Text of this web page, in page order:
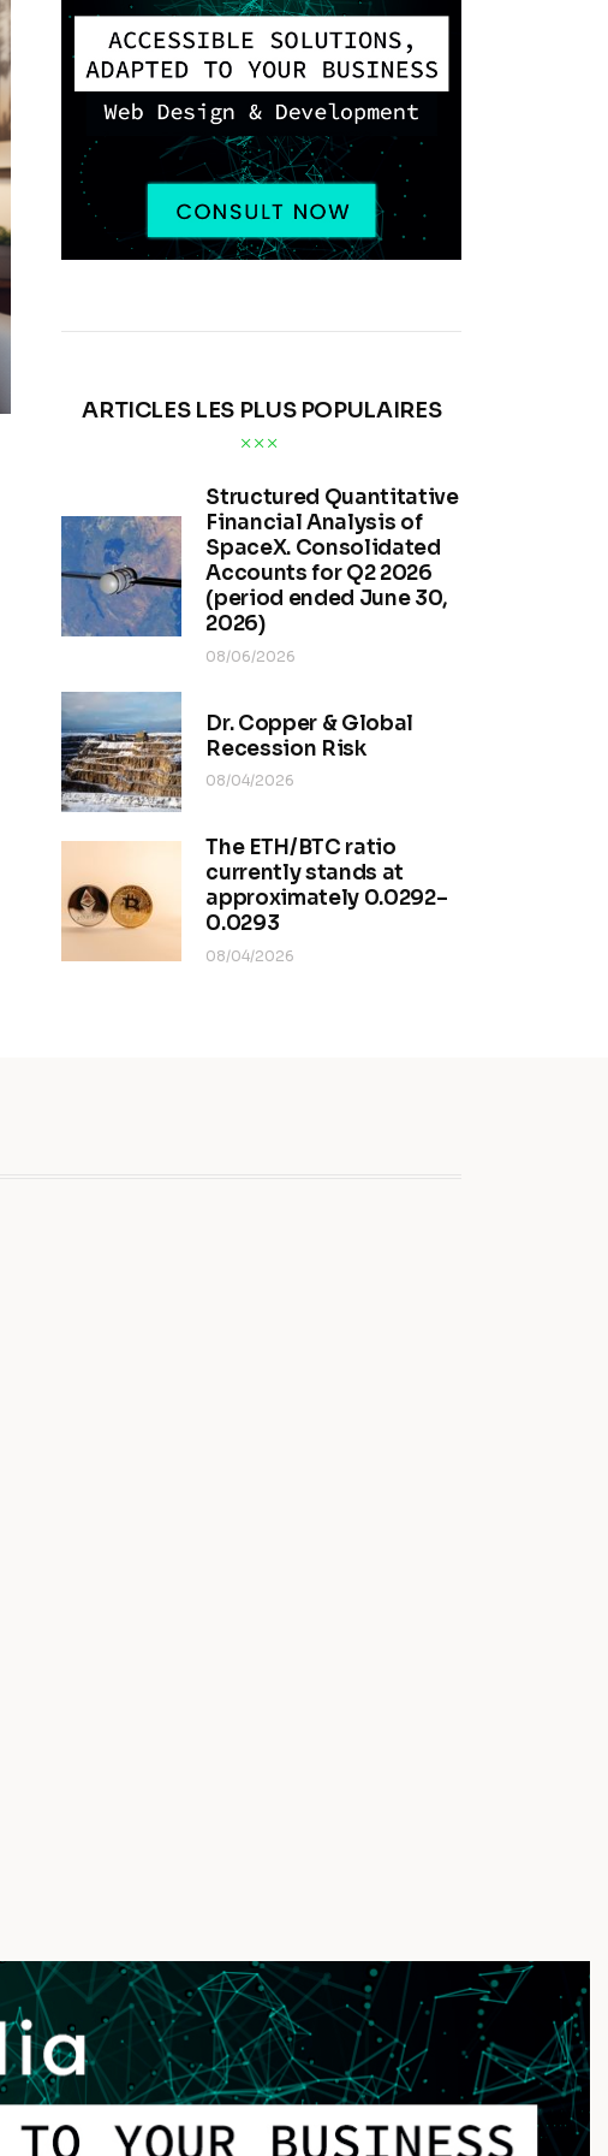
ARTICLES LES PLUS POPULAIRES
Structured Quantitative
Financial Analysis of
SpaceX. Consolidated
Accounts for Q2 2026
(period ended June 30,
2026)
08/06/2026
Dr. Copper & Global
Recession Risk
08/04/2026
The ETH/BTC ratio
currently stands at
approximately 0.0292–
0.0293
08/04/2026